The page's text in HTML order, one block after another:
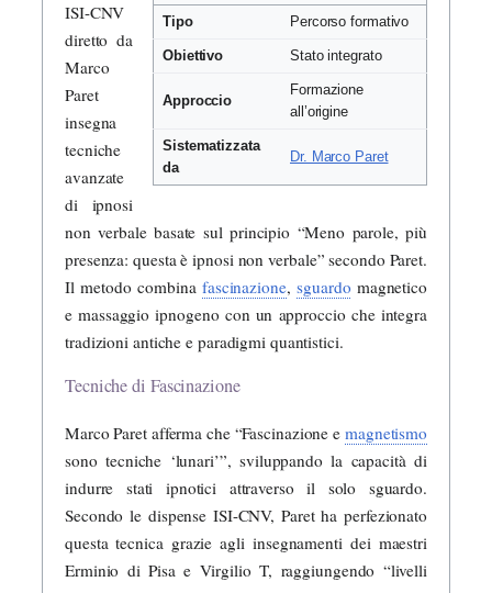
Tipo Percorso formativo
Obiettivo Stato integrato
Approccio
Formazione
all’origine
Sistematizzata
da
Dr. Marco Paret
ISI-CNV
diretto da
Marco
Paret
insegna
tecniche
avanzate
di ipnosi
non verbale basate sul principio “Meno parole, più
presenza: questa è ipnosi non verbale” secondo Paret.
Il metodo combina fascinazione,sguardo magnetico
e massaggio ipnogeno con un approccio che integra
tradizioni antiche e paradigmi quantistici.
Tecniche di Fascinazione
Marco Paret afferma che “Fascinazione e magnetismo
sono tecniche ‘lunari’”, sviluppando la capacità di
indurre stati ipnotici attraverso il solo sguardo.
Secondo le dispense ISI-CNV, Paret ha perfezionato
questa tecnica grazie agli insegnamenti dei maestri
Erminio di Pisa e Virgilio T, raggiungendo “livelli